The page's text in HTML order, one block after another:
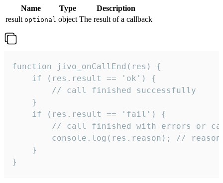
Name Type
Description
result optional object The result of a callback
function jivo_onCallEnd(res) {
    if (res.result == 'ok') {
        // call finished successfully
    }
    if (res.result == 'fail') {
// call finished with errors or
console.log(res.reason); //
    }
}